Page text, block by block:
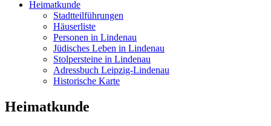
Heimatkunde
Stadtteilführungen
Häuserliste
Personen in Lindenau
Jüdisches Leben in Lindenau
Stolpersteine in Lindenau
Adressbuch Leipzig-Lindenau
Historische Karte
Heimatkunde